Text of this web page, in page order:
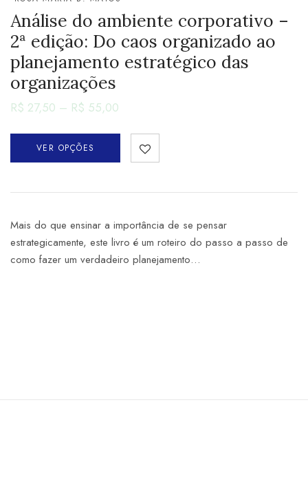
Análise do ambiente corporativo –
2ª edição: Do caos organizado ao
planejamento estratégico das
organizações
R$ 27,50 – R$ 55,00
VER OPÇÕES
Mais do que ensinar a importância de se pensar
estrategicamente, este livro é um roteiro do passo a passo de
como fazer um verdadeiro planejamento…